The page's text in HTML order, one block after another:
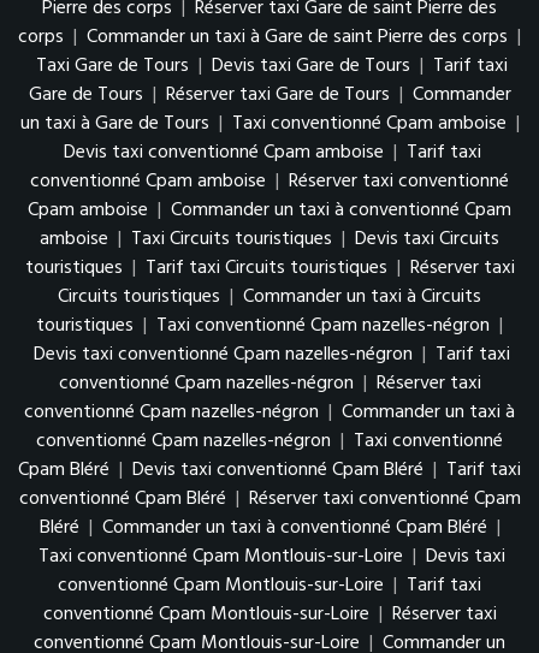
Pierre des corps | Réserver taxi Gare de saint Pierre des
corps | Commander un taxi à Gare de saint Pierre des corps |
Taxi Gare de Tours | Devis taxi Gare de Tours | Tarif taxi
Gare de Tours | Réserver taxi Gare de Tours | Commander
un taxi à Gare de Tours | Taxi conventionné Cpam amboise |
Devis taxi conventionné Cpam amboise | Tarif taxi
conventionné Cpam amboise | Réserver taxi conventionné
Cpam amboise | Commander un taxi à conventionné Cpam
amboise | Taxi Circuits touristiques | Devis taxi Circuits
touristiques | Tarif taxi Circuits touristiques | Réserver taxi
Circuits touristiques | Commander un taxi à Circuits
touristiques | Taxi conventionné Cpam nazelles-négron |
Devis taxi conventionné Cpam nazelles-négron | Tarif taxi
conventionné Cpam nazelles-négron | Réserver taxi
conventionné Cpam nazelles-négron | Commander un taxi à
conventionné Cpam nazelles-négron | Taxi conventionné
Cpam Bléré | Devis taxi conventionné Cpam Bléré | Tarif taxi
conventionné Cpam Bléré | Réserver taxi conventionné Cpam
Bléré | Commander un taxi à conventionné Cpam Bléré |
Taxi conventionné Cpam Montlouis-sur-Loire | Devis taxi
conventionné Cpam Montlouis-sur-Loire | Tarif taxi
conventionné Cpam Montlouis-sur-Loire | Réserver taxi
conventionné Cpam Montlouis-sur-Loire | Commander un